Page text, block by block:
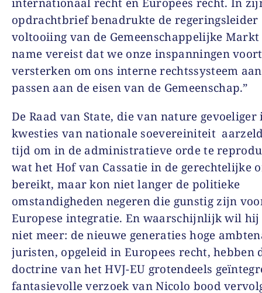
opdrachtbrief benadrukte de regeringsleider
voltooiing van de Gemeenschappelijke
name vereist dat we onze inspanningen
versterken om ons interne rechtssysteem
passen aan de eisen van de Gemeenschap.”
De Raad van State, die van nature gevoeliger
kwesties van nationale soevereiniteit
tijd om in de administratieve orde te
wat het Hof van Cassatie in de gerechtelijke
bereikt, maar kon niet langer de politieke
omstandigheden negeren die gunstig zijn
Europese integratie. En waarschijnlijk wil hij
niet meer: de nieuwe generaties hoge
juristen, opgeleid in Europees recht, hebben
doctrine van het HVJ-EU grotendeels
fantasievolle verzoek van Nicolo bood